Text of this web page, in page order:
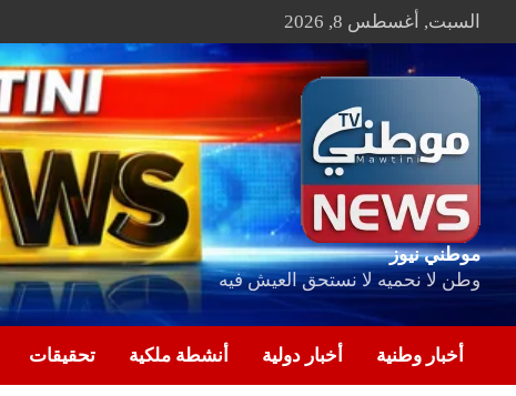
السبت, أغسطس 8, 2026
موطني نيوز
وطن لا نحميه لا نستحق العيش فيه
أخبار وطنية أخبار دولية أنشطة ملكية تحقيقات